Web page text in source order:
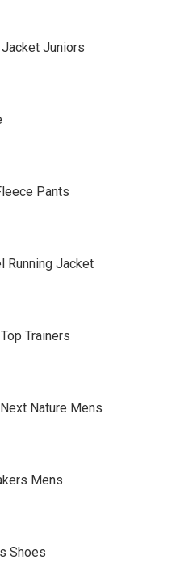
Juniors
Pants
Running Jacket
Trainers
Nature Mens
Mens
Shoes